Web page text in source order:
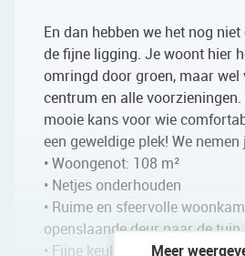
En dan hebben we het nog
de fijne ligging. Je woont hier
omringd door groen, maar wel
centrum en alle
mooie kans voor wie
een geweldige plek! We nemen
• Woongenot: 108 m²
• Netjes onderhouden
• Ruime en sfeervolle
openslaande deur naar de tuin
• Fijne keuken met diverse
Meer